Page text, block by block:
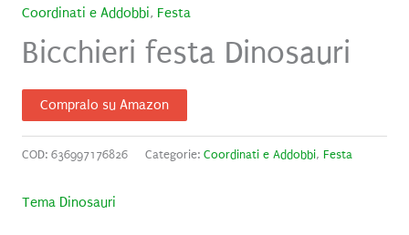
Coordinati e Addobbi, Festa
Bicchieri festa Dinosauri
Compralo su Amazon
COD: 636997176826 Categorie: Coordinati e Addobbi, Festa
Tema Dinosauri